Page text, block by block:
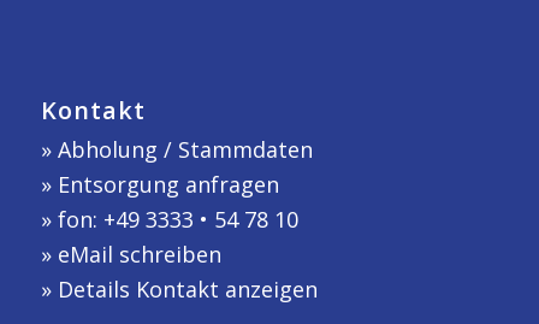
Kontakt
» Abholung / Stammdaten
» Entsorgung anfragen
» fon: +49 3333 • 54 78 10
» eMail schreiben
» Details Kontakt anzeigen